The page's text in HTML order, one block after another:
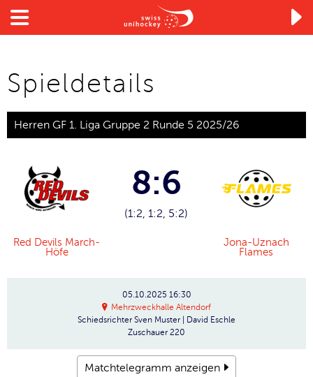

Spieldetails
Herren GF 1. Liga Gruppe 2 Runde 5 2025/26
Red Devils March-
Höfe
8:6
(1:2, 1:2, 5:2)
Jona-Uznach
Flames
05.10.2025 16:30
Mehrzweckhalle Altendorf
Schiedsrichter Sven Muster | David Eschle
Zuschauer 220
Matchtelegramm anzeigen